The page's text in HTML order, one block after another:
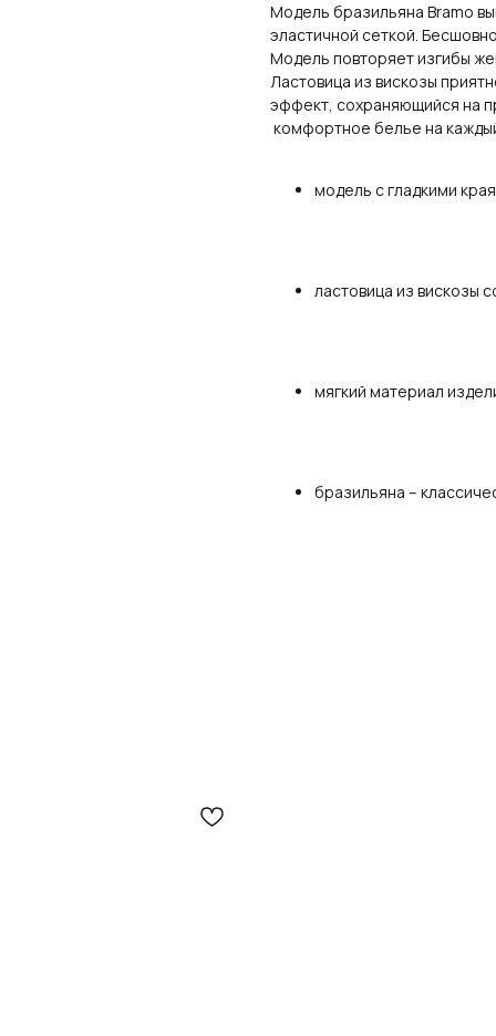
Модель бразильяна Bramo
эластичной сеткой.
Модель повторяет изгибы
Ластовица из вискозы
эффект, сохраняющийся на
комфортное белье на
модель с гладкими
ластовица из вискозы
мягкий материал
бразильяна –